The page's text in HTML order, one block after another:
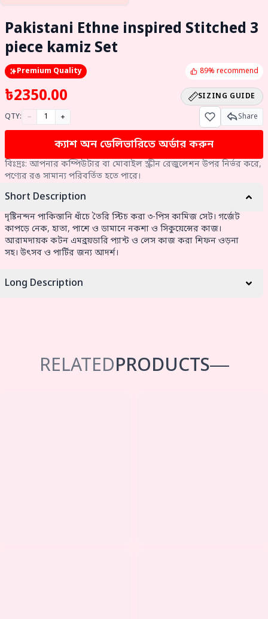
Pakistani Ethne inspired Stitched 3
piece kamiz Set
Premium Quality 89% recommend
৳2350.00 SIZING GUIDE
QTY: Share
ক্যাশ অন ডেলিভারিতে অর্ডার করুন
বিঃদ্রঃ: আপনার কম্পিউটার বা মোবাইল স্ক্রীন রেজুলেশন উপর নির্ভর করে,
পণ্যের রঙ সামান্য পরিবর্তিত হতে পারে।
Short Description
দৃষ্টিনন্দন পাকিস্তানি ধাঁচে তৈরি স্টিচ করা ৩-পিস কামিজ সেট। গর্জেট
কাপড়ে নেক, হাতা, পাশে ও ডামানে নকশা ও সিকুয়েন্সের কাজ।
আরামদায়ক কটন এমব্রয়ডারি প্যান্ট ও লেস কাজ করা শিফন ওড়না
সহ। উৎসব ও পার্টির জন্য আদর্শ।
Long Description
RELATEDPRODUCTS